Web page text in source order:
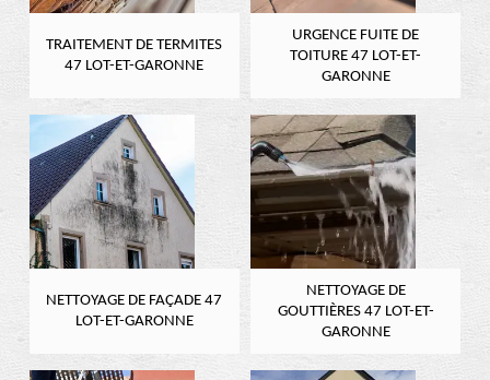
TRAITEMENT DE TERMITES
47 LOT-ET-GARONNE
URGENCE FUITE DE
TOITURE 47 LOT-ET-
GARONNE
NETTOYAGE DE FAÇADE 47
LOT-ET-GARONNE
NETTOYAGE DE
GOUTTIÈRES 47 LOT-ET-
GARONNE